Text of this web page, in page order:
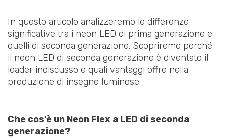
In questo articolo analizzeremo le differenze
significative tra i neon LED di prima generazione e
quelli di seconda generazione. Scopriremo perché
il neon LED di seconda generazione è diventato il
leader indiscusso e quali vantaggi offre nella
produzione di insegne luminose.
Che cos'è un Neon Flex a LED di seconda
generazione?